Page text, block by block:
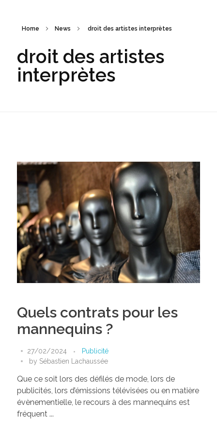
Home News droit des artistes interprètes
droit des artistes
interprètes
Quels contrats pour les
mannequins ?
27/02/2024
Publicité
by Sébastien Lachaussée
Que ce soit lors des défilés de mode, lors de
publicités, lors d’émissions télévisées ou en matière
évènementielle, le recours à des mannequins est
fréquent ...